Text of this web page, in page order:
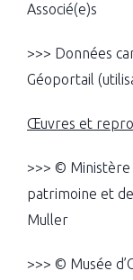
Associé(e)s
>>> Données
Géoportail
Œuvres et
>>> © Ministère
patrimoine et
Muller
>>> © Musée